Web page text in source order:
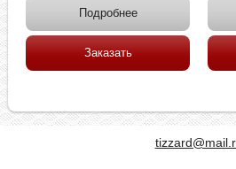
Подробнее
Заказать